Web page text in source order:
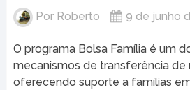
Por Roberto 9 de junho
O programa Bolsa Família é um
mecanismos de transferência de
oferecendo suporte a famílias